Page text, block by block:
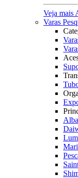
Veja mais
Varas